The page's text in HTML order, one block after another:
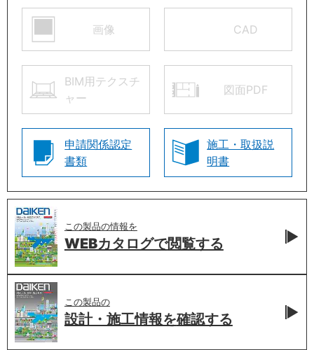
画像 CAD
BIM用テクスチ
ャー
図面PDF
申請関係認定
書類
施工・取扱説
明書
この製品の情報を
WEBカタログで閲覧する
この製品の
設計・施工情報を確認する